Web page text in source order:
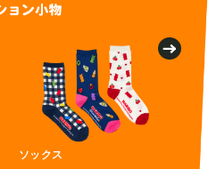
ソックス